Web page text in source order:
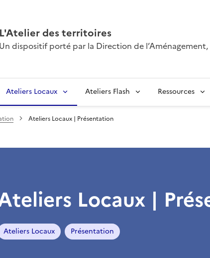
L'Atelier des territoires
Un dispositif porté par la Direction de
Ateliers Locaux Ateliers Flash Ressources
Ateliers Locaux | Présentation
Locaux |
Ateliers Locaux Présentation